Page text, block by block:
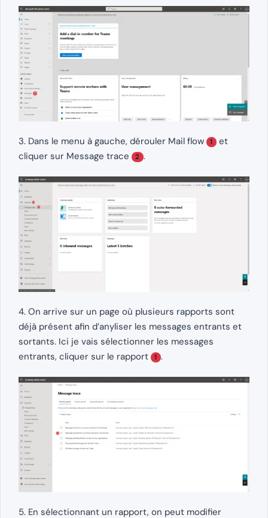
3. Dans le menu à gauche, dérouler Mail flow 1 et
cliquer sur Message trace
2 .
4. On arrive sur un page où plusieurs rapports sont
déjà présent afin d’anyliser les messages entrants et
sortants. Ici je vais sélectionner les messages
entrants, cliquer sur le rapport
1 .
5. En sélectionnant un rapport, on peut modifier